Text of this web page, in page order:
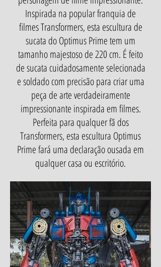
Inspirada na popular franquia de
filmes Transformers, esta escultura de
sucata do Optimus Prime tem um
tamanho majestoso de 220 cm. É feito
de sucata cuidadosamente selecionada
e soldado com precisão para criar uma
peça de arte verdadeiramente
impressionante inspirada em filmes.
Perfeita para qualquer fã dos
Transformers, esta escultura Optimus
Prime fará uma declaração ousada em
qualquer casa ou escritório.